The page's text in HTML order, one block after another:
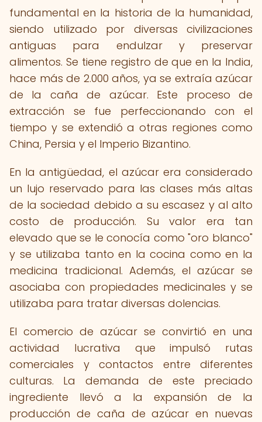
fundamental en la historia de la humanidad,
siendo utilizado por diversas civilizaciones
antiguas para endulzar y preservar
alimentos. Se tiene registro de que en la India,
hace más de 2.000 años, ya se extraía azúcar
de la caña de azúcar. Este proceso de
extracción se fue perfeccionando con el
tiempo y se extendió a otras regiones como
China, Persia y el Imperio Bizantino.
En la antigüedad, el azúcar era considerado
un lujo reservado para las clases más altas
de la sociedad debido a su escasez y al alto
costo de producción. Su valor era tan
elevado que se le conocía como "oro blanco"
y se utilizaba tanto en la cocina como en la
medicina tradicional. Además, el azúcar se
asociaba con propiedades medicinales y se
utilizaba para tratar diversas dolencias.
El comercio de azúcar se convirtió en una
actividad lucrativa que impulsó rutas
comerciales y contactos entre diferentes
culturas. La demanda de este preciado
ingrediente llevó a la expansión de la
producción de caña de azúcar en nuevas